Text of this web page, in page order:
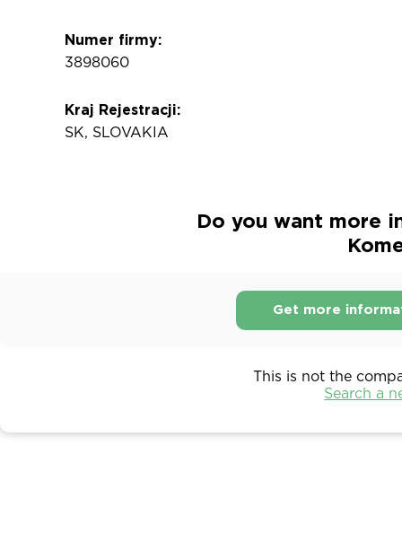
Numer firmy:
3898060
Kraj Rejestracji:
SK, SLOVAKIA
Do you want more
Get more
This is not the
Search a